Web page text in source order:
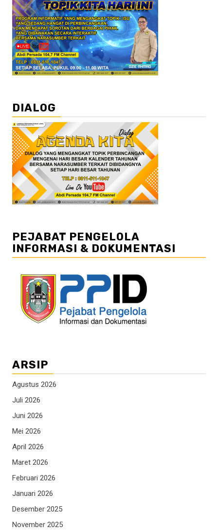
DIALOG
PEJABAT PENGELOLA
INFORMASI & DOKUMENTASI
ARSIP
Agustus 2026
Juli 2026
Juni 2026
Mei 2026
April 2026
Maret 2026
Februari 2026
Januari 2026
Desember 2025
November 2025